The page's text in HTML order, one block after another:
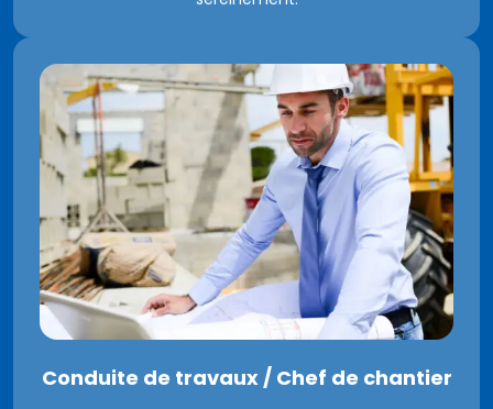
Conduite de travaux / Chef de chantier